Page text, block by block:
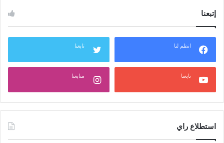
إتبعنا
انظم لنا تابعنا
تابعنا متابعنا
استطلاع راي